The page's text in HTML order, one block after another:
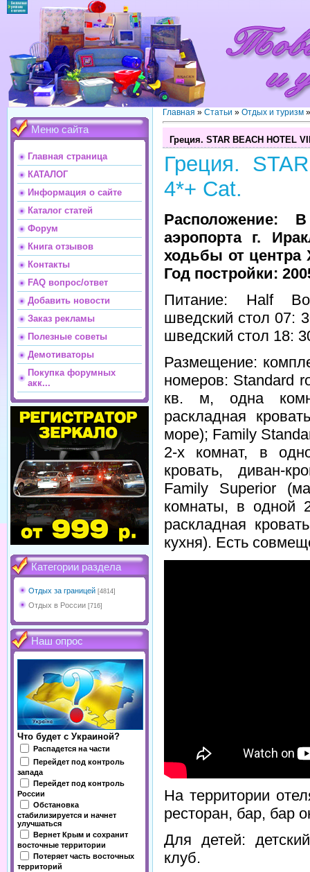
Меню сайта
Главная страница
КАТАЛОГ
Информация о сайте
Каталог статей
Форум
Книга отзывов
Контакты
FAQ вопрос/ответ
Добавить новости
Заказ рекламы
Полезные советы
Демотиваторы
Покупка форумных
акк...
Категории раздела
Отдых за границей [4814]
Отдых в России [716]
Наш опрос
Что будет с Украиной?
Распадется на части
Перейдет под контроль
запада
Перейдет под контроль
России
Обстановка
стабилизируется и начнет
улучшаться
Вернет Крым и сохранит
восточные территории
Потеряет часть восточных
территорий
Главная » Статьи » Отдых и туризм
Греция. STAR BEACH HOTEL
Греция.
4*+ Cat.
аэропорта г.
ходьбы от центра
Год постройки:
Питание: Half
шведский стол 07:
шведский стол 18:
Размещение:
номеров: Standard
кв. м, одна
раскладная
море); Family
2-х комнат, в
кровать, диван-
Family Superior
комнаты, в одной
раскладная
кухня). Есть
На территории
ресторан, бар, бар
Для детей:
клуб.